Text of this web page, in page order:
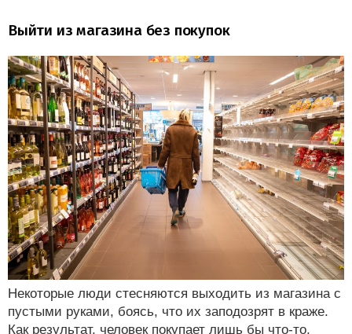
Выйти из магазина без покупок
Некоторые люди стесняются выходить из магазина с
пустыми руками, боясь, что их заподозрят в краже.
Как результат, человек покупает лишь бы что-то,